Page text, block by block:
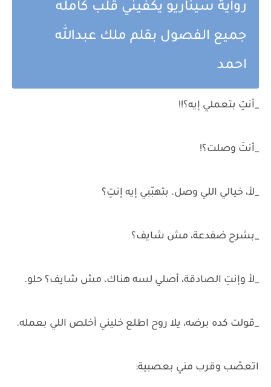
رواية سيناريو يكفيني قلب كامله
جميع الفصول بقلم ملك عبدالله
احمد
_أنتِ بتعملي إيه؟!!
_أنتَ وصلت؟!
_لأ، خيالي اللي وصل. بتهبّبي إيه إنتِ؟
_بشرح ضفدعة، مش شايف؟
_لأ وإنتِ الصادقة، أصلي لسه هناك، مش شايف؟ حلو.
_قولت كده برضه، يلا روح اطلع خليني أخلص اللي بعمله.
اتعصّب وقرب مني بعصبية: